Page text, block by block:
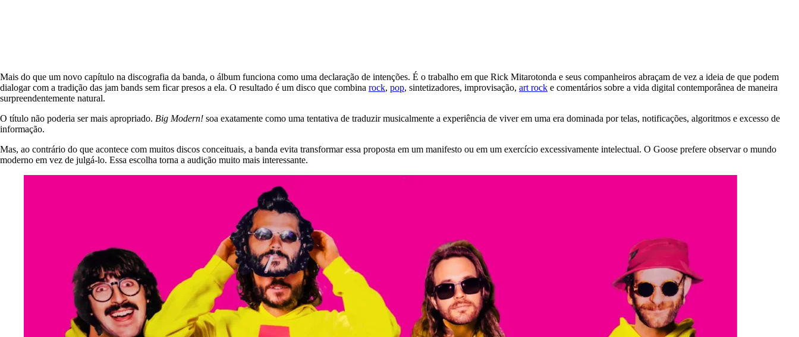
Mais do que um novo capítulo na discografia da banda, o álbum funciona como uma declaração de intenções. É o trabalho em que Rick Mitarotonda e seus companheiros abraçam de vez a ideia de que podem
dialogar com a tradição das jam bands sem ficar presos a ela. O resultado é um disco que combina rock, pop, sintetizadores, improvisação, art rock e comentários sobre a vida digital contemporânea de maneira
surpreendentemente natural.
O título não poderia ser mais apropriado. Big Modern! soa exatamente como uma tentativa de traduzir musicalmente a experiência de viver em uma era dominada por telas, notificações, algoritmos e excesso de
informação.
Mas, ao contrário do que acontece com muitos discos conceituais, a banda evita transformar essa proposta em um manifesto ou em um exercício excessivamente intelectual. O Goose prefere observar o mundo
moderno em vez de julgá-lo. Essa escolha torna a audição muito mais interessante.